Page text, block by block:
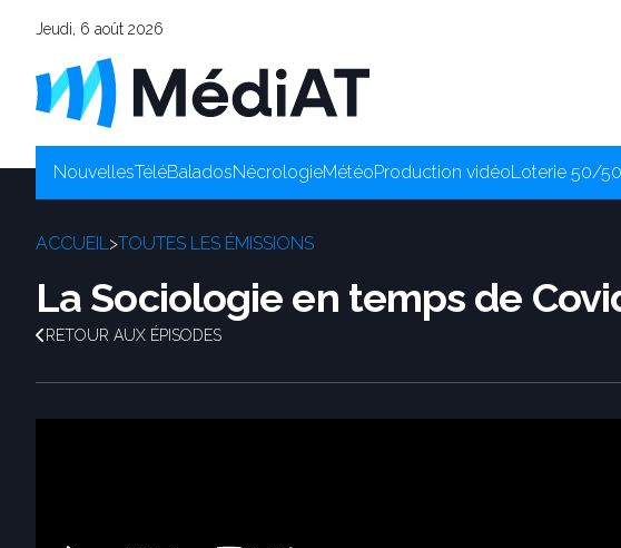
Jeudi, 6 août 2026
NouvellesTéléBaladosNécrologieMétéoProduction vidéoLoterie 50/50
ACCUEIL>TOUTES LES ÉMISSIONS
La Sociologie en temps de
RETOUR AUX ÉPISODES